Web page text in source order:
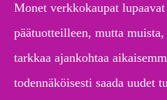
Monet verkkokaupat
päätuotteilleen, mutta
tarkkaa ajankohtaa
todennäköisesti saada uudet